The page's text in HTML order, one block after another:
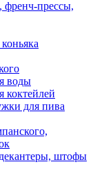
френч-прессы,
воды
коктейлей
для пива
штофы